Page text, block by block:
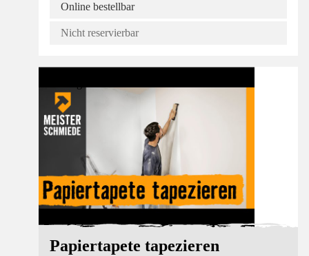
Online bestellbar
Nicht reservierbar
Papiertapete tapezieren